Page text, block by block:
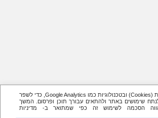
אנו משתמשים בעוגיות (Cookies) ובטכנולוגיות כמו Google Analytics, כדי לשפר
שימושים באתר ולהתאים עבורך תוכן ופרסום. המשך
הסכמה לשימוש זה כפי שמתואר ב- מדיניות